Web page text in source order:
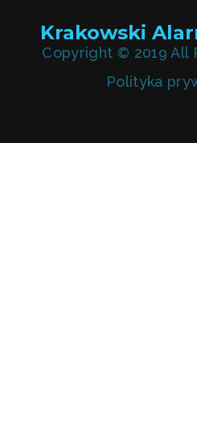
Krakowski
Copyright © 2019 All
Polityka